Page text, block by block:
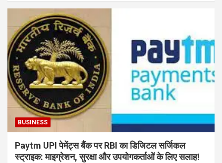
BUSINESS
Paytm UPI पेमेंट्स बैंक पर RBI का डिजिटल सर्जिकल
स्ट्राइक: माइग्रेशन, सुरक्षा और उपयोगकर्ताओं के लिए सलाह!